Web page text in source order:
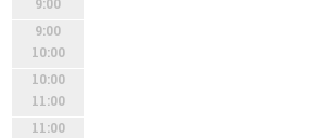
9:00
9:00
10:00
10:00
11:00
11:00